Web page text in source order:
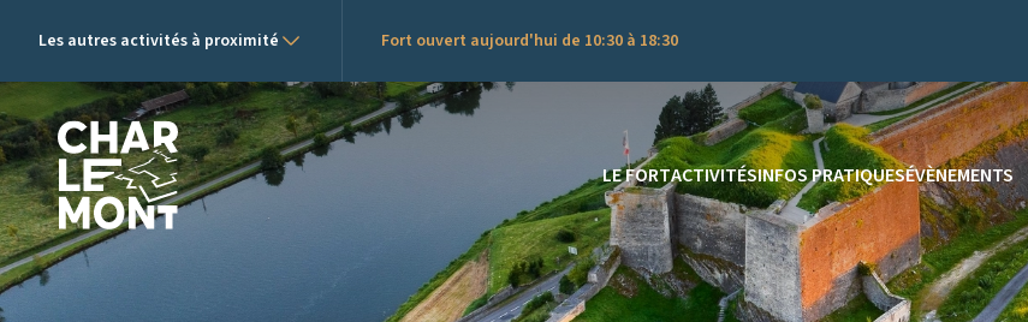
Les autres activités à proximité Fort ouvert aujourd'hui de 10:30 à 18:30
Logo de Charlemont
LE FORTACTIVITÉSINFOS PRATIQUESÉVÈNEMENTS